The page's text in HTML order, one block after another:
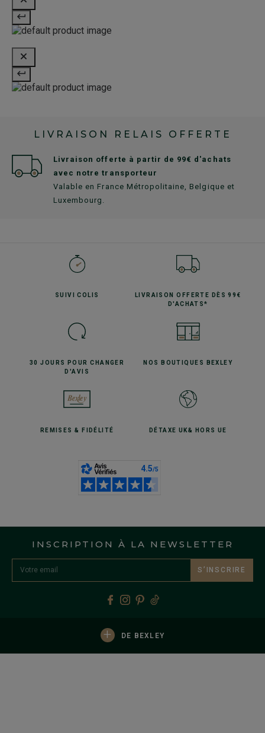
LIVRAISON RELAIS OFFERTE
Livraison offerte à partir de 99€ d'achats
avec notre transporteur
Valable en France Métropolitaine, Belgique et
Luxembourg.
SUIVICOLIS LIVRAISON OFFERTE
DÈS 99€
D'ACHATS*
30 JOURS POURCHANGER
D'AVIS
NOS BOUTIQUES BEXLEY
REMISES& FIDÉLITÉ DÉTAXE UK& HORS UE
INSCRIPTION À LA NEWSLETTER
S’INSCRIRE
+ DE BEXLEY